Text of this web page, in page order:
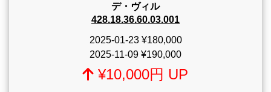
デ・ヴィル
428.18.36.60.03.001
2025-01-23¥180,000
2025-11-09 ¥190,000
¥10,000円 UP